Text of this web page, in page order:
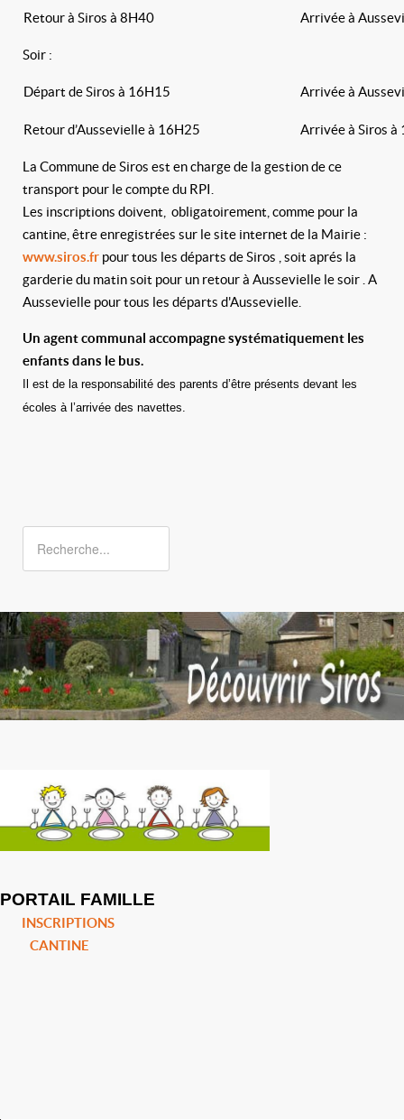
Retour à Siros à 8H40 Arrivée à
Soir :
Départ de Siros à 16H15 Arrivée à
Retour d’Aussevielle à 16H25 Arrivée à Siros à
La Commune de Siros est en charge de la gestion de ce
transport pour le compte du RPI.
Les inscriptions doivent, obligatoirement, comme pour la
cantine, être enregistrées sur le site internet de la Mairie :
www.siros.fr pour tous les départs de Siros , soit aprés la
garderie du matin soit pour un retour à Aussevielle le soir . A
Aussevielle pour tous les départs d'Aussevielle.
Un agent communal accompagne systématiquement les
enfants dans le bus.
Il est de la responsabilité des parents d’être présents devant les
écoles à l’arrivée des navettes.
PORTAIL FAMILLE
INSCRIPTIONS
CANTINE